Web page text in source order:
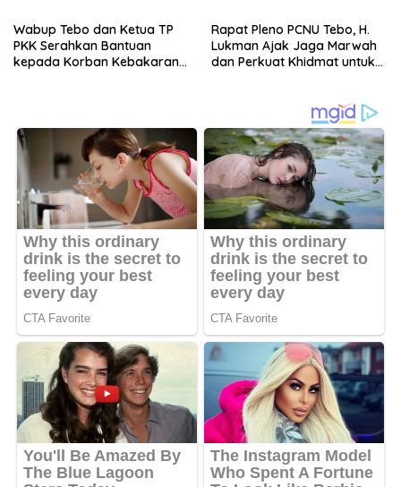
Wabup Tebo dan Ketua TP
PKK Serahkan Bantuan
kepada Korban Kebakaran
Rapat Pleno PCNU Tebo, H.
Lukman Ajak Jaga Marwah
dan Perkuat Khidmat untuk